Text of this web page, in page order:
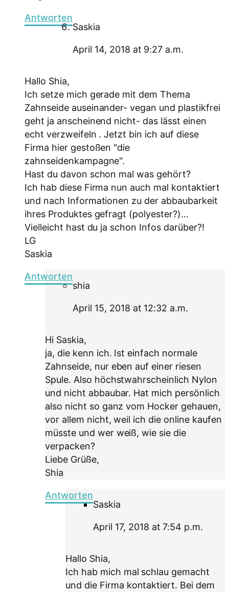
Antworten
Saskia
April 14, 2018 at 9:27 a.m.
Hallo Shia,
Ich setze mich gerade mit dem Thema
Zahnseide auseinander- vegan und plastikfrei
geht ja anscheinend nicht- das lässt einen
echt verzweifeln . Jetzt bin ich auf diese
Firma hier gestoßen "die
zahnseidenkampagne".
Hast du davon schon mal was gehört?
Ich hab diese Firma nun auch mal kontaktiert
und nach Informationen zu der abbaubarkeit
ihres Produktes gefragt (polyester?)...
Vielleicht hast du ja schon Infos darüber?!
LG
Saskia
Antworten
shia
April 15, 2018 at 12:32 a.m.
Hi Saskia,
ja, die kenn ich. Ist einfach normale
Zahnseide, nur eben auf einer riesen
Spule. Also höchstwahrscheinlich Nylon
und nicht abbaubar. Hat mich persönlich
also nicht so ganz vom Hocker gehauen,
vor allem nicht, weil ich die online kaufen
müsste und wer weiß, wie sie die
verpacken?
Liebe Grüße,
Shia
Antworten
Saskia
April 17, 2018 at 7:54 p.m.
Hallo Shia,
Ich hab mich mal schlau gemacht
und die Firma kontaktiert. Bei dem